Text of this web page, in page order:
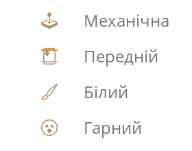
Механічна
Передній
Білий
Гарний